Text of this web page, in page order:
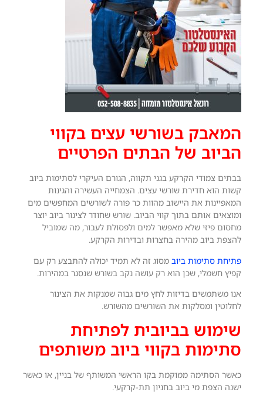
המאבק בשורשי עצים בקווי
הביוב של הבתים הפרטיים
בבתים צמודי הקרקע בגני תקווה, הגורם העיקרי לסתימות ביוב
קשות הוא חדירת שורשי עצים. הצמחייה העשירה והגינות
המאפיינות את היישוב מהוות כר פורה לשורשים המחפשים מים
ומוצאים אותם בתוך קווי הביוב. שורש שחודר לצינור ביוב יוצר
מחסום פיזי שלא מאפשר למים ולפסולת לעבור, מה שמוביל
להצפת ביוב מהירה בחצרות ובדירות הקרקע.
פתיחת סתימות ביוב מסוג זה לא תמיד יכולה להתבצע רק עם
קפיץ חשמלי, שכן הוא רק עושה נקב בשורש שנסגר במהירות.
אנו משתמשים בדיזות לחץ מים גבוה שמנקות את הצינור
לחלוטין ומסלקות את השורשים מהשורש.
שימוש בביובית לפתיחת
סתימות בקווי ביוב משותפים
כאשר הסתימה ממוקמת בקו הראשי המשותף של בניין, או כאשר
ישנה הצפת מי ביוב בחניון תת-קרקעי.